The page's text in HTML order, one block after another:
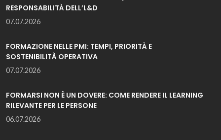
RESPONSABILITÀ DELL’L&D
07.07.2026
FORMAZIONE NELLE PMI: TEMPI, PRIORITÀ E
SOSTENIBILITÀ OPERATIVA
07.07.2026
FORMARSI NON È UN DOVERE: COME RENDERE IL LEARNING
RILEVANTE PER LE PERSONE
06.07.2026